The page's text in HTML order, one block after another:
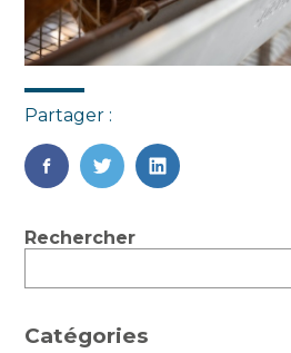
Partager :
FaceBook
TwitterLinkedIn
Blog
Rechercher
Catégories